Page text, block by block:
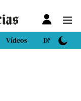
Vídeos DN Sport